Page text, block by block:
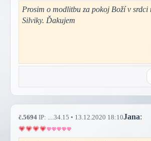
Prosim o modlitbu za pokoj Boží v srdci
Silviky. Ďakujem
č.5694 IP: ....34.15 • 13.12.2020 18:10Jana: